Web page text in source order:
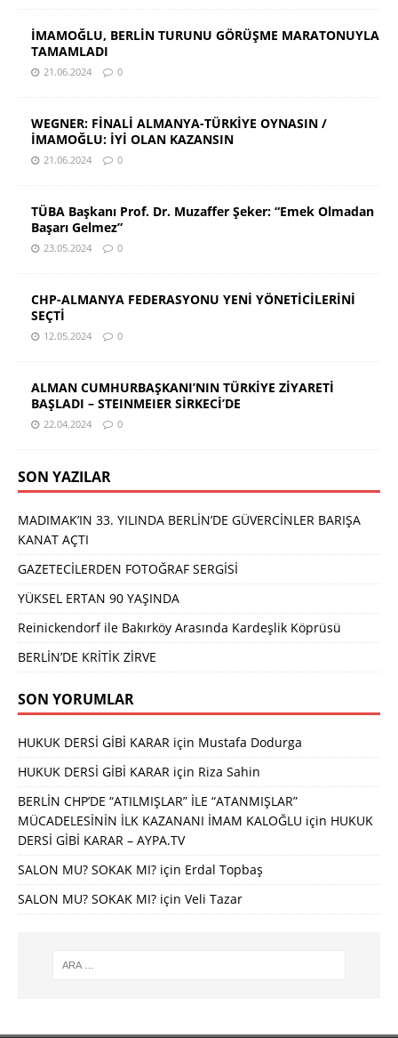
İMAMOĞLU, BERLİN TURUNU GÖRÜŞME MARATONUYLA
TAMAMLADI
21.06.2024 0
WEGNER: FİNALİ ALMANYA-TÜRKİYE OYNASIN /
İMAMOĞLU: İYİ OLAN KAZANSIN
21.06.2024 0
TÜBA Başkanı Prof. Dr. Muzaffer Şeker: “Emek Olmadan
Başarı Gelmez”
23.05.2024 0
CHP-ALMANYA FEDERASYONU YENİ YÖNETİCİLERİNİ
SEÇTİ
12.05.2024 0
ALMAN CUMHURBAŞKANI’NIN TÜRKİYE ZİYARETİ
BAŞLADI – STEINMEIER SİRKECİ’DE
22.04.2024 0
SON YAZILAR
MADIMAK’IN 33. YILINDA BERLİN’DE GÜVERCİNLER BARIŞA
KANAT AÇTI
GAZETECİLERDEN FOTOĞRAF SERGİSİ
YÜKSEL ERTAN 90 YAŞINDA
Reinickendorf ile Bakırköy Arasında Kardeşlik Köprüsü
BERLİN’DE KRİTİK ZİRVE
SON YORUMLAR
HUKUK DERSİ GİBİ KARAR için Mustafa Dodurga
HUKUK DERSİ GİBİ KARAR için Riza Sahin
BERLİN CHP’DE “ATILMIŞLAR” İLE “ATANMIŞLAR”
MÜCADELESİNİN İLK KAZANANI İMAM KALOĞLU için HUKUK
DERSİ GİBİ KARAR – AYPA.TV
SALON MU? SOKAK MI? için Erdal Topbaş
SALON MU? SOKAK MI? için Veli Tazar